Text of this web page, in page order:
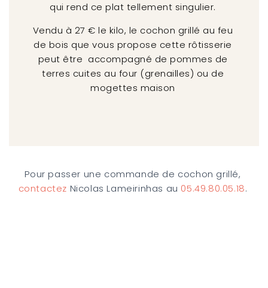
qui rend ce plat tellement singulier.
Vendu à 27 € le kilo, le cochon grillé au feu
de bois que vous propose cette rôtisserie
peut être accompagné de pommes de
terres cuites au four (grenailles) ou de
mogettes maison
Pour passer une commande de cochon grillé,
contactez Nicolas Lameirinhas au 05.49.80.05.18.